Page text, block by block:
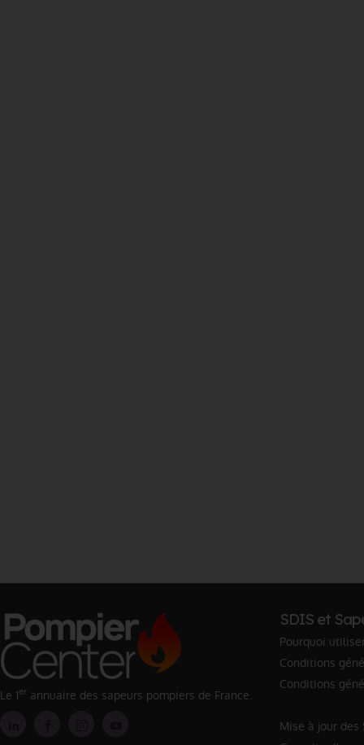
Le 1er annuaire des sapeurs pompiers de France.
SDIS et
Pourquoi
Conditions
Conditions
Mise à jour des